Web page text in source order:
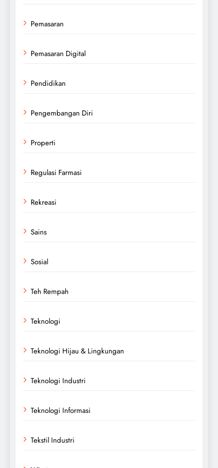
Pemasaran
Pemasaran Digital
Pendidikan
Pengembangan Diri
Properti
Regulasi Farmasi
Rekreasi
Sains
Sosial
Teh Rempah
Teknologi
Teknologi Hijau & Lingkungan
Teknologi Industri
Teknologi Informasi
Tekstil Industri